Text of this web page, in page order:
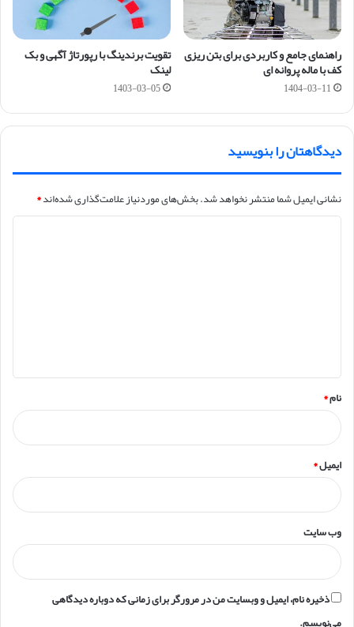
راهنمای جامع و کاربردی برای بتن ریزی
کف با ماله پروانه ای
1404-03-11
تقویت برندینگ با رپورتاژ آگهی و بک
لینک
1403-03-05
دیدگاهتان را بنویسید
نشانی ایمیل شما منتشر نخواهد شد.بخش‌های موردنیاز علامت‌گذاری شده‌اند*
نام*
ایمیل*
وب‌ سایت
ذخیره نام، ایمیل و وبسایت من در مرورگر برای زمانی که دوباره دیدگاهی